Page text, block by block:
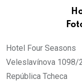
Hotel Four Seasons
Veleslavínova 1098/
República Tcheca